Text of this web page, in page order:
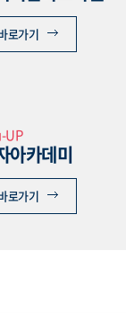
로가기
UP
아카데미
로가기